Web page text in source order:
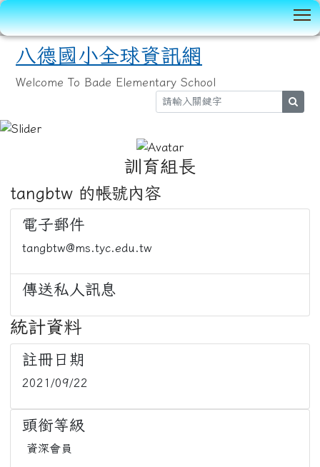
八德國小全球資訊網
Welcome To Bade Elementary School
訓育組長
tangbtw 的帳號內容
電子郵件
tangbtw@ms.tyc.edu.tw
傳送私人訊息
統計資料
註冊日期
2021/09/22
頭銜等級
資深會員